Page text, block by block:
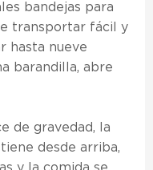
bandejas para
transportar fácil y
hasta nueve
barandilla, abre
de gravedad, la
desde arriba,